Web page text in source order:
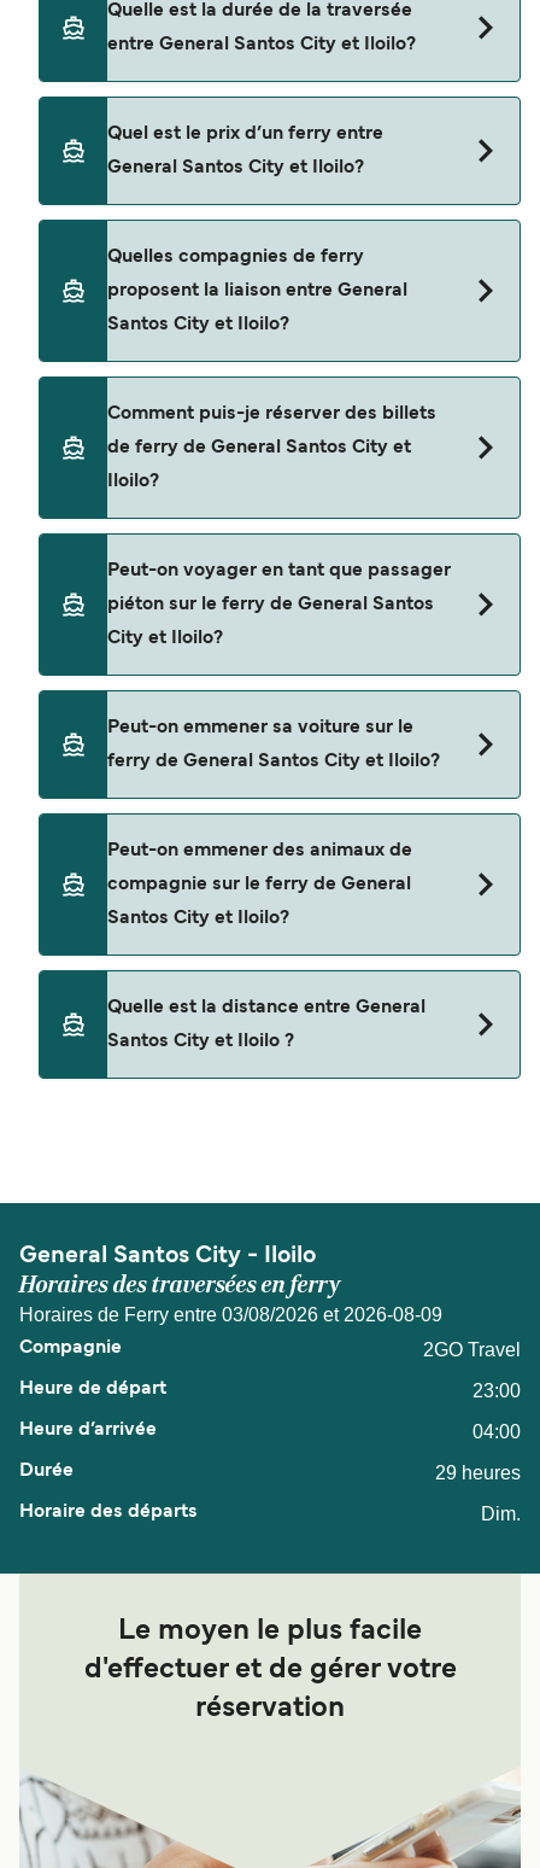
Quelle est la durée de la traversée
entre General Santos City et Iloilo?
Iloilo est d'environ 29 heures. La durée des
traversées peut varier d'une saison à l'autre. Nous
vous conseillons donc de vérifier ce qu'il en est,
Quel est le prix d’un ferry entre
General Santos City et Iloilo?
prix moyen de General Santos City à Iloilo est de
$92. Prix hors frais de réservation.
Quelles compagnies de ferry
proposent la liaison entre General
Santos City et Iloilo?
Comment puis-je réserver des billets
de ferry de General Santos City et
Iloilo?
consultez notre page d'offres pour consulter les
dernières promotions disponibles.
Peut-on voyager en tant que passager
piéton sur le ferry de General Santos
City et Iloilo?
piéton de General Santos City à Iloilo avec
Peut-on emmener sa voiture sur le
ferry de General Santos City et Iloilo?
ferry entre General Santos City et Iloilo.
Peut-on emmener des animaux de
compagnie sur le ferry de General
Santos City et Iloilo?
pas autorisés à bord pour les traversées entre
General Santos City et Iloilo.
Quelle est la distance entre General
Santos City et Iloilo ?
General Santos City - Iloilo
Horaires des traversées en ferry
Horaires de Ferry entre 03/08/2026 et 2026-08-09
2GO Travel
23:00
04:00
29 heures
Dim.
Le moyen le plus facile
d'effectuer et de gérer votre
réservation